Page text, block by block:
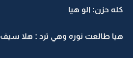
كله حزن: الو هيا
هيا طالعت نوره وهي ترد : هلا سيف